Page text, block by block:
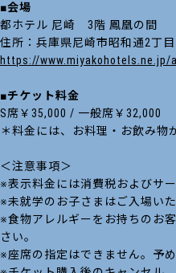
■会場
都ホテル 尼崎 3階 鳳凰の間
住所：兵庫県尼崎市昭和通2丁
https://www.miyakohotels.ne.jp/
■チケット料金
S席￥35,000 / 一般席￥32,000
＊料金には、お料理・お飲み物
＜注意事項＞
※表示料金には消費税およびサ
※未就学のお子さまはご入場いた
※食物アレルギーをお持ちのお
さい。
※座席の指定はできません。予